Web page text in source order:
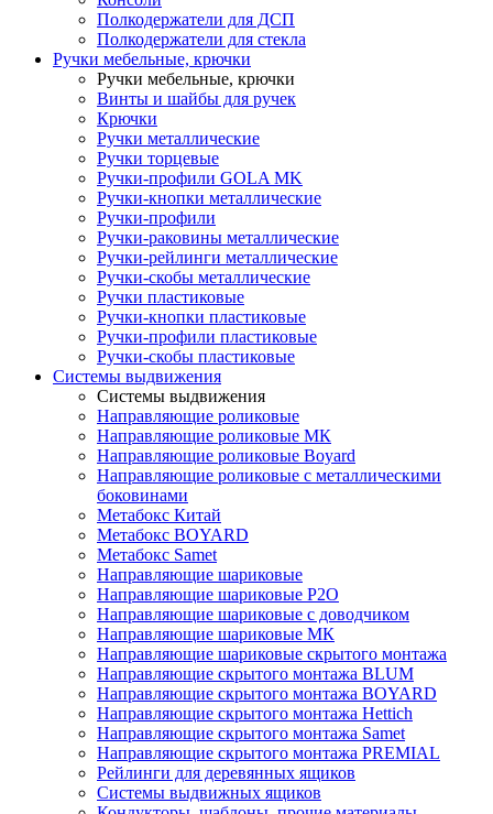
Полкодержатели для ДСП
Полкодержатели для стекла
Ручки мебельные, крючки
Ручки мебельные, крючки
Винты и шайбы для ручек
Крючки
Ручки металлические
Ручки торцевые
Ручки-профили GOLA MK
Ручки-кнопки металлические
Ручки-профили
Ручки-раковины металлические
Ручки-рейлинги металлические
Ручки-скобы металлические
Ручки пластиковые
Ручки-кнопки пластиковые
Ручки-профили пластиковые
Ручки-скобы пластиковые
Системы выдвижения
Системы выдвижения
Направляющие роликовые
Направляющие роликовые МК
Направляющие роликовые Boyard
Направляющие роликовые с металлическими
боковинами
Метабокс Китай
Метабокс BOYARD
Метабокс Samet
Направляющие шариковые
Направляющие шариковые P2O
Направляющие шариковые с доводчиком
Направляющие шариковые МК
Направляющие шариковые скрытого монтажа
Направляющие скрытого монтажа BLUM
Направляющие скрытого монтажа BOYARD
Направляющие скрытого монтажа Hettich
Направляющие скрытого монтажа Samet
Направляющие скрытого монтажа PREMIAL
Рейлинги для деревянных ящиков
Системы выдвижных ящиков